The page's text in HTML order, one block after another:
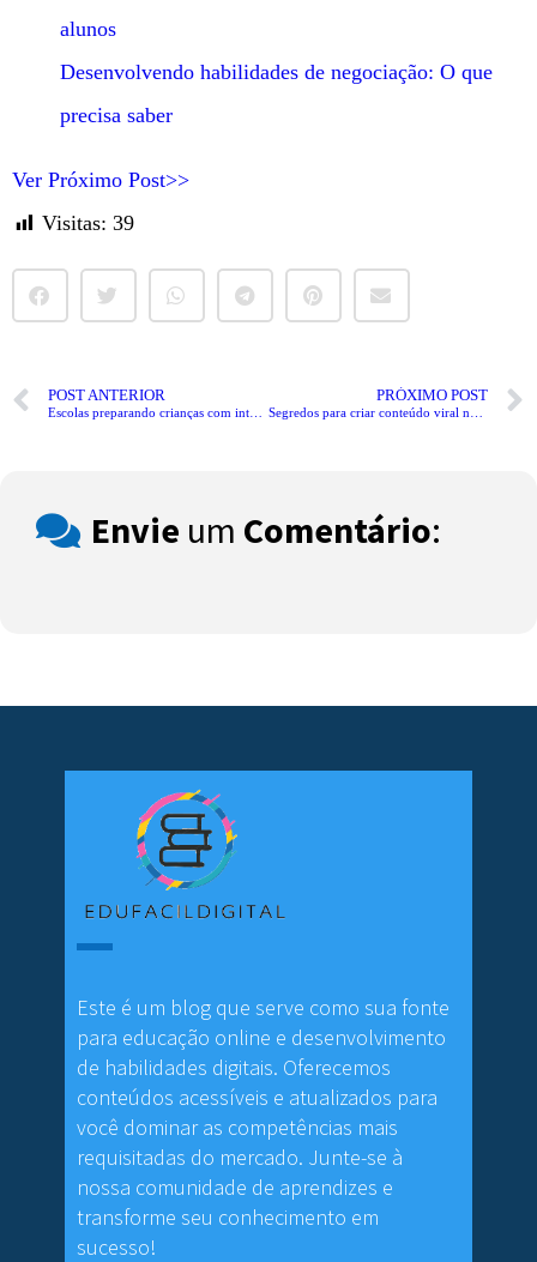
alunos
Desenvolvendo habilidades de negociação: O que
precisa saber
Ver Próximo Post>>
Visitas: 39
POST ANTERIOR PRÓXIMO POST
Envie um Comentário:
Este é um blog que serve como sua fonte
para educação online e desenvolvimento
de habilidades digitais. Oferecemos
conteúdos acessíveis e atualizados para
você dominar as competências mais
requisitadas do mercado. Junte-se à
nossa comunidade de aprendizes e
transforme seu conhecimento em
sucesso!